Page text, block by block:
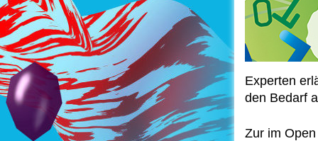
Experten
den Bedarf
Zur im